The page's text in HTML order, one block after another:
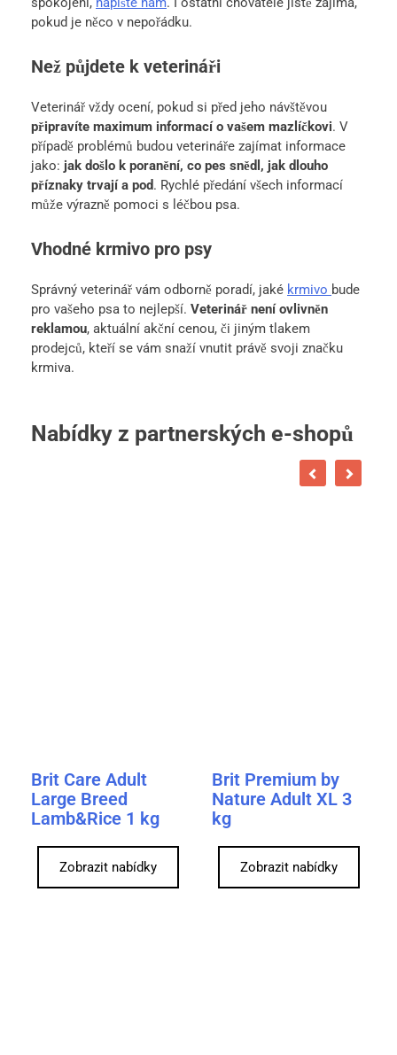
pokud je něco v nepořádku.
Než půjdete k veterináři
Veterinář vždy ocení, pokud si před jeho návštěvou
připravíte maximum informací o vašem mazlíčkovi. V
případě problémů budou veterináře zajímat informace
jako: jak došlo k poranění, co pes snědl, jak dlouho
příznaky trvají a pod. Rychlé předání všech informací
může výrazně pomoci s léčbou psa.
Vhodné krmivo pro psy
Správný veterinář vám odborně poradí, jaké krmivo bude
pro vašeho psa to nejlepší. Veterinář není ovlivněn
reklamou, aktuální akční cenou, či jiným tlakem
prodejců, kteří se vám snaží vnutit právě svoji značku
krmiva.
Nabídky z partnerských e-shopů
Brit Care Adult
Large Breed
Lamb&Rice 1 kg
Zobrazit nabídky
Brit Premium by
Nature Adult XL 3
kg
Zobrazit nabídky